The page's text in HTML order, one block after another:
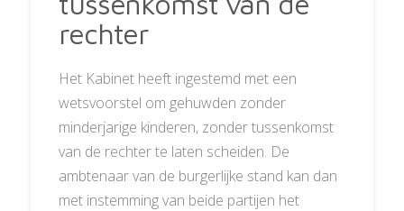
rechter
Het Kabinet heeft ingestemd met een
wetsvoorstel om gehuwden zonder
minderjarige kinderen, zonder tussenkomst
van de rechter te laten scheiden. De
ambtenaar van de burgerlijke stand kan dan
met instemming van beide partijen het